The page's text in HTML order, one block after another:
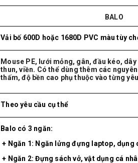
BALO
Vải bố 600D hoặc 1680D PVC màu tùy
Mouse PE, lưới mỏng, gân, đầu kéo,
thun, viền. Có thể dùng thêm các
thấm, độ bền cao phụ thuộc vào từng
Theo yêu cầu cụ thể
Balo có 3 ngăn:
+ Ngăn 1: Ngăn lửng đựng laptop, dụng
+ Ngăn 2: Đựng sách vở, vật dụng cá